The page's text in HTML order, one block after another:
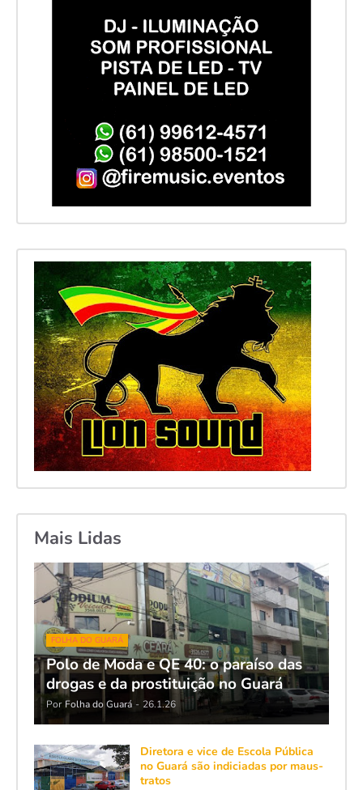
Mais Lidas
FOLHA DO GUARÁ
Polo de Moda e QE 40: o paraíso das
drogas e da prostituição no Guará
Por Folha do Guará - 26.1.26
Diretora e vice de Escola Pública
no Guará são indiciadas por maus-
tratos